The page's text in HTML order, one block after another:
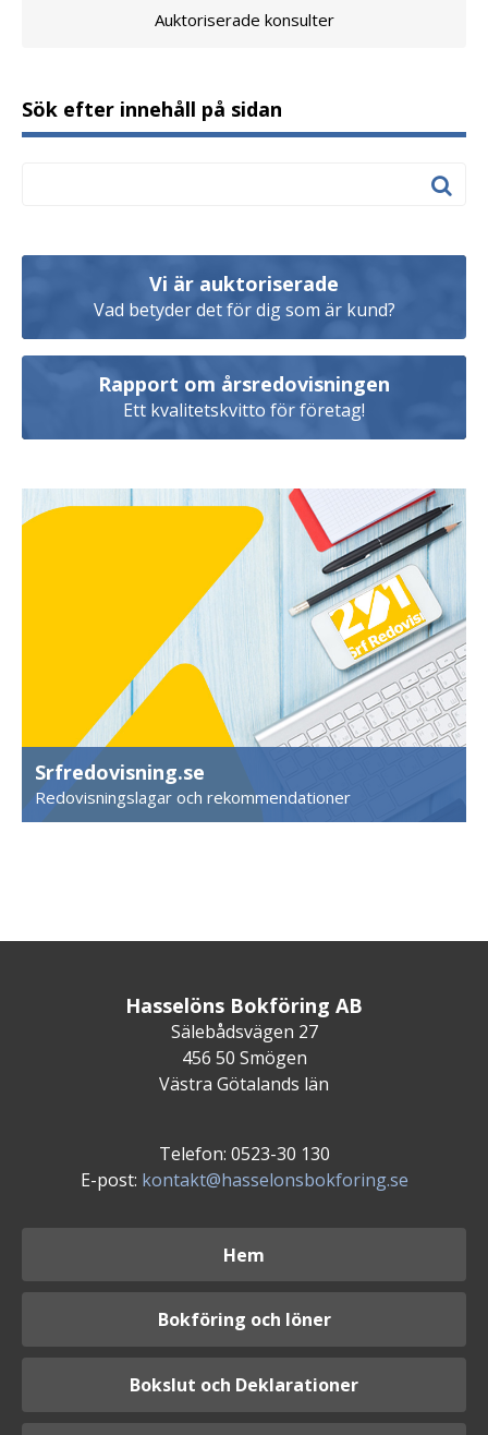
Auktoriserade konsulter
Sök efter innehåll på sidan
Vi är auktoriserade
Vad betyder det för dig som är kund?
Rapport om årsredovisningen
Ett kvalitetskvitto för företag!
Srfredovisning.se
Redovisningslagar och rekommendationer
Hasselöns Bokföring AB
Sälebådsvägen 27
456 50 Smögen
Västra Götalands län
Telefon: 0523-30 130
E-post: kontakt@hasselonsbokforing.se
Hem
Bokföring och löner
Bokslut och Deklarationer